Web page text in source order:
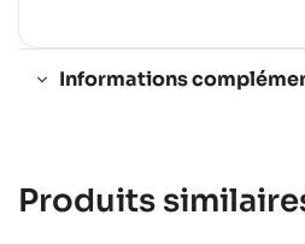
Informations
Produits